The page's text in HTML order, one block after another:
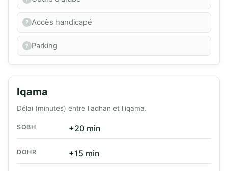
Accès handicapé
Parking
Iqama
Délai (minutes) entre l'adhan et l'iqama.
SOBH +20 min
DOHR +15 min